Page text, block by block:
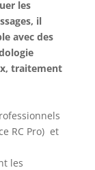
les
il
avec des
traitement
RC Pro) et
les